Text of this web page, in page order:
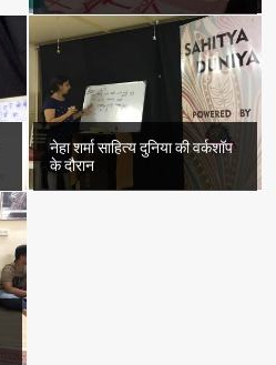
नेहा शर्मा साहित्य दुनिया की वर्कशॉप
के दौरान